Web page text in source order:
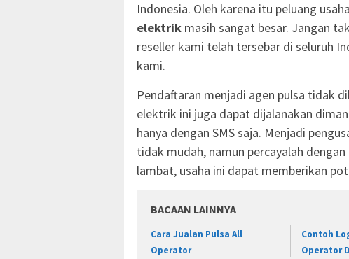
Indonesia. Oleh karena itu peluang
elektrik masih sangat besar. Jangan
reseller kami telah tersebar di seluruh
kami.
Pendaftaran menjadi agen pulsa tidak
elektrik ini juga dapat dijalanakan
hanya dengan SMS saja. Menjadi
tidak mudah, namun percayalah
lambat, usaha ini dapat memberikan
BACAAN LAINNYA
Cara Jualan Pulsa All
Operator
Contoh
Operator